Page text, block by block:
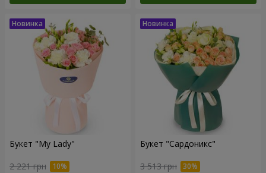
Букет "My Lady"
2 221 грн
Букет "Сардоникс"
3 513 грн